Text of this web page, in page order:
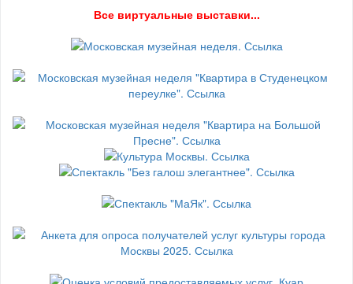
Все виртуальные выставки...